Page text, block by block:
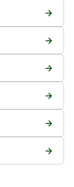
→
→
→
→
→
→